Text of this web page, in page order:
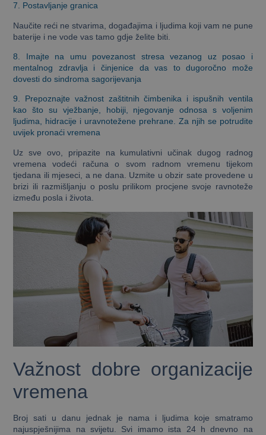
7. Postavljanje granica
Naučite reći ne stvarima, događajima i ljudima koji vam ne pune
baterije i ne vode vas tamo gdje želite biti.
8. Imajte na umu povezanost stresa vezanog uz posao i
mentalnog zdravlja i činjenice da vas to dugoročno može
dovesti do sindroma sagorijevanja
9. Prepoznajte važnost zaštitnih čimbenika i ispušnih ventila
kao što su vježbanje, hobiji, njegovanje odnosa s voljenim
ljudima, hidracije i uravnotežene prehrane. Za njih se potrudite
uvijek pronaći vremena
Uz sve ovo, pripazite na kumulativni učinak dugog radnog
vremena vodeći računa o svom radnom vremenu tijekom
tjedana ili mjeseci, a ne dana. Uzmite u obzir sate provedene u
brizi ili razmišljanju o poslu prilikom procjene svoje ravnoteže
između posla i života.
Važnost dobre organizacije
vremena
Broj sati u danu jednak je nama i ljudima koje smatramo
najuspješnijima na svijetu. Svi imamo ista 24 h dnevno na